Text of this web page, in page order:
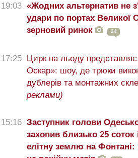
19:03 «Жодних альтернатив не
удари по портах Великої
зерновий ринок
24
17:25 Цирк на льоду
Оскар»: шоу, де трюки
дублерів та монтажних
реклами)
15:16 Заступник голови
захопив близько 25 соток
елітну землю на